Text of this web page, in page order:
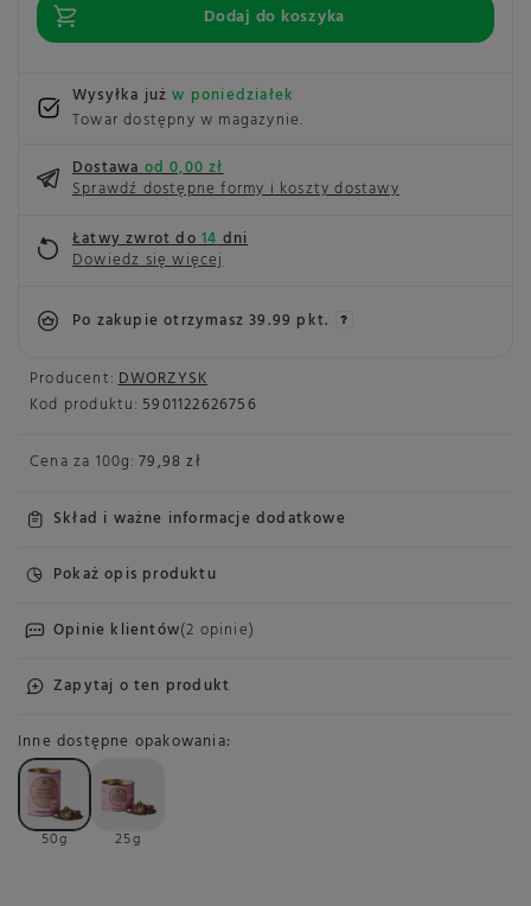
Producent: DWORZYSK
Kod produktu: 5901122626756
Cena za 100g: 79,98 zł
Skład i ważne informacje dodatkowe
Pokaż opis produktu
Opinie klientów(2 opinie)
Zapytaj o ten produkt
Inne dostępne opakowania
50g 25g
Dodaj do koszyka
Wysyłka jużw poniedziałek
Towar dostępny w magazynie
Dostawaod 0,00 zł
Sprawdź dostępne formy i koszty dostawy
Łatwy zwrot do14dni
Dowiedz się więcej
Po zakupie otrzymasz39.99 pkt.